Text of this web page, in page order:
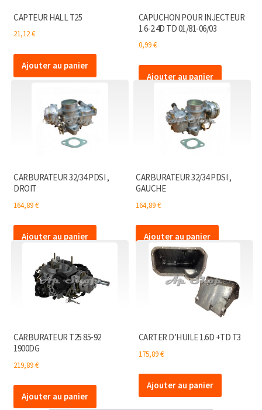
CAPTEUR HALL T25
21,12€
Ajouter au panier
CAPUCHON POUR INJECTEUR
1.6-2.4D TD 01/81-06/03
0,99€
Ajouter au panier
CARBURATEUR 32/34 PDSI ,
DROIT
164,89€
Ajouter au panier
CARBURATEUR 32/34 PDSI ,
GAUCHE
164,89€
Ajouter au panier
CARBURATEUR T25 85-92
1900DG
219,89€
Ajouter au panier
CARTER D’HUILE 1.6D +TD T3
175,89€
Ajouter au panier